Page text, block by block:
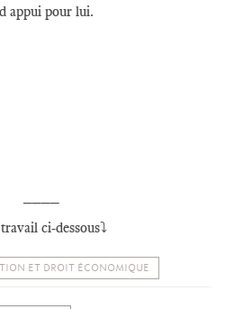
appui pour lui.
ci-dessous⤵️
ET DROIT ÉCONOMIQUE